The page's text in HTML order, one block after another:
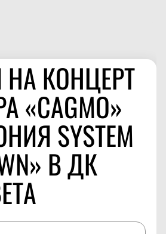
КОНЦЕРТ
«CAGMO»
SYSTEM
В ДК